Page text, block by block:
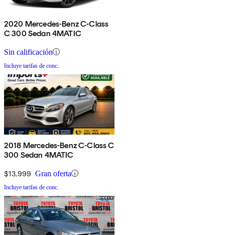
2020 Mercedes-Benz C-Class
C 300 Sedan 4MATIC
Sin calificación
Incluye tarifas de conc.
2018 Mercedes-Benz C-Class C
300 Sedan 4MATIC
$13,999 Gran oferta
Incluye tarifas de conc.